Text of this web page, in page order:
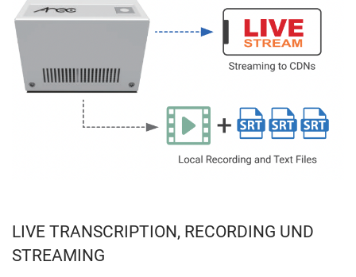
LIVE TRANSCRIPTION, RECORDING UND
STREAMING